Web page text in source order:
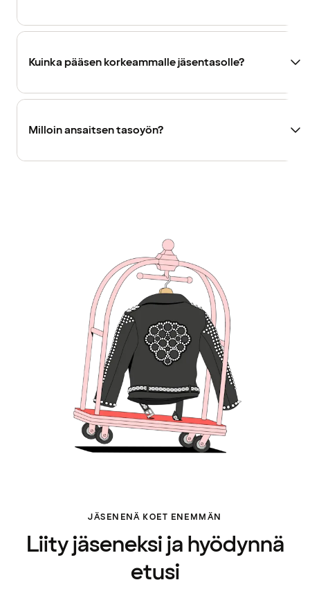
Kuinka pääsen korkeammalle jäsentasolle?
Milloin ansaitsen tasoyön?
JÄSENENÄ KOET ENEMMÄN
Liity jäseneksi ja hyödynnä
etusi